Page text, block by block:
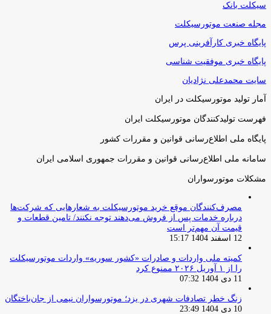
سیکلت بانک
مجله صنعت موتورسیکلت
پایگاه خبری کارآفرینی پرس
پایگاه خبری موفقیت شناسی
سایت محمدعلی نژادیان
آمار تولید موتورسیکلت در ایران
فهرست تولیدکنندگان موتورسیکلت ایران
پایگاه ملی اطلاع‌رسانی قوانین و مقررات کشور
سامانه ملی اطلاع‌رسانی قوانین و مقررات جمهوری اسلامی ایران
مشکلات موتورسواران
مصرف‌کنندگان موقع خرید موتورسیکلت به شعارهایی که شرکت‌ها
درباره خدمات پس از فروش می‌دهند توجه نکنند/ تامین قطعات و
قیمت آن مهم‌تر است
12 اسفند 1404 15:17
کمیته ملی واردات و صادرات «کشور سوریه» واردات موتورسیکلت
را از ۱ آوریل ۲۰۲۶ ممنوع کرد
11 دی 1404 07:32
زنگ خطر تصادفات شهری در یزد؛ موتورسواران نیمی از جان‌باختگان
10 دی 1404 23:49